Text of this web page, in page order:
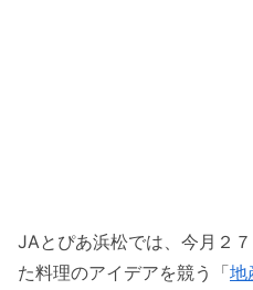
JAとぴあ浜松では、今月２
た料理のアイデアを競う「地